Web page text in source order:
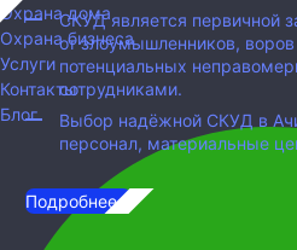
Охрана дома
Охрана бизнеса
Услуги
Контакты
Блог
СКУД является первичной
от злоумышленников,
потенциальных
сотрудниками.
Выбор надёжной СКУД в
персонал, материальные
Подробнее...